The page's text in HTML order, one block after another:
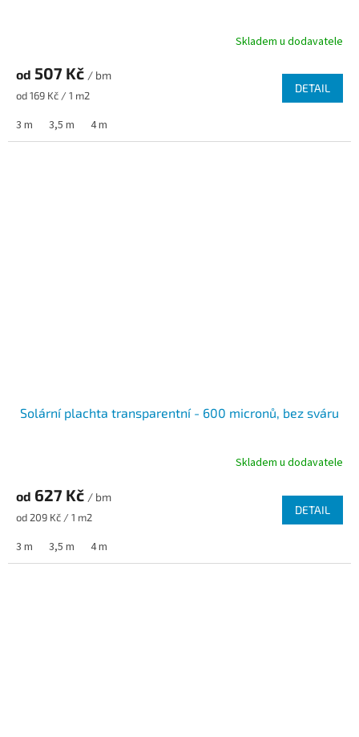
Skladem u dodavatele
od 507 Kč / bm
Měrná cena:
od 169 Kč / 1 m2
DETAIL
3 m 3,5 m 4 m
Solární plachta transparentní - 600 micronů, bez sváru
Skladem u dodavatele
od 627 Kč / bm
Měrná cena:
od 209 Kč / 1 m2
DETAIL
3 m 3,5 m 4 m